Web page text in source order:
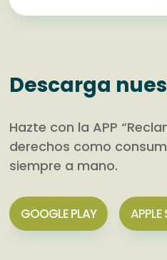
Descarga
Hazte con la APP
derechos como
siempre a mano.
GOOGLE PLAY APPLE